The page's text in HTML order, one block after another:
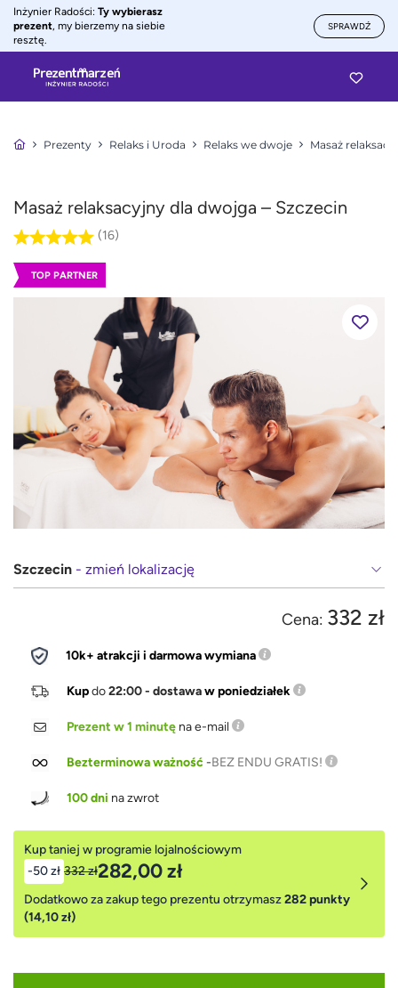
Inżynier Radości: Ty wybierasz
prezent, my bierzemy na siebie
resztę.
SPRAWDŹ
Prezenty Relaks i Uroda Relaks we dwoje Masaż
Masaż relaksacyjny dla dwojga – Szczecin
(16)
TOP PARTNER
Szczecin - zmień lokalizację
Cena: 332 zł
10k+ atrakcji i darmowa wymiana
Kupdo22:00 - dostawaw poniedziałek
Prezent w 1 minutę na e-mail
Bezterminowa ważność-BEZ ENDU GRATIS!
100 dni na zwrot
Kup taniej w programie lojalnościowym
-50 zł 332 zł282,00 zł
Dodatkowo za zakup tego prezentu otrzymasz282 punkty
(14,10 zł)